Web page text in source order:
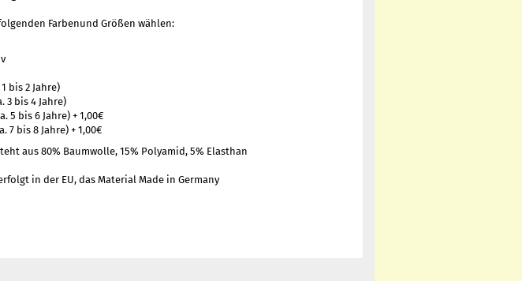
Farbenund Größen wählen:
bis 2 Jahre)
3 bis 4 Jahre)
5 bis 6 Jahre) + 1,00€
7 bis 8 Jahre) + 1,00€
aus 80% Baumwolle, 15% Polyamid, 5% Elasthan
in der EU, das Material Made in Germany